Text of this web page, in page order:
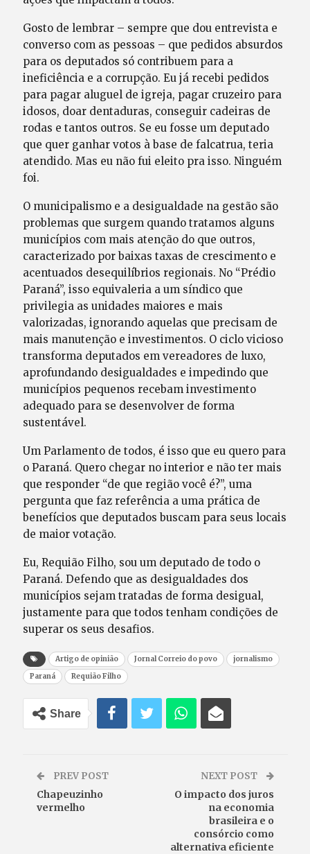
Gosto de lembrar – sempre que dou entrevista e
converso com as pessoas – que pedidos absurdos
para os deputados só contribuem para a
ineficiência e a corrupção. Eu já recebi pedidos
para pagar aluguel de igreja, pagar cruzeiro para
idosos, doar dentaduras, conseguir cadeiras de
rodas e tantos outros. Se eu fosse um deputado
que quer ganhar votos à base de falcatrua, teria
atendido. Mas eu não fui eleito pra isso. Ninguém
foi.
O municipalismo e a desigualdade na gestão são
problemas que surgem quando tratamos alguns
municípios com mais atenção do que outros,
caracterizado por baixas taxas de crescimento e
acentuados desequilíbrios regionais. No “Prédio
Paraná”, isso equivaleria a um síndico que
privilegia as unidades maiores e mais
valorizadas, ignorando aquelas que precisam de
mais manutenção e investimentos. O ciclo vicioso
transforma deputados em vereadores de luxo,
aprofundando desigualdades e impedindo que
municípios pequenos recebam investimento
adequado para se desenvolver de forma
sustentável.
Um Parlamento de todos, é isso que eu quero para
o Paraná. Quero chegar no interior e não ter mais
que responder “de que região você é?”, uma
pergunta que faz referência a uma prática de
benefícios que deputados buscam para seus locais
de maior votação.
Eu, Requião Filho, sou um deputado de todo o
Paraná. Defendo que as desigualdades dos
municípios sejam tratadas de forma desigual,
justamente para que todos tenham condições de
superar os seus desafios.
Artigo de opinião Jornal Correio do povo
jornalismo
Paraná
Requião Filho
Share
PREV POST
Chapeuzinho
vermelho
NEXT POST
O impacto dos juros
na economia
brasileira e o
consórcio como
alternativa eficiente